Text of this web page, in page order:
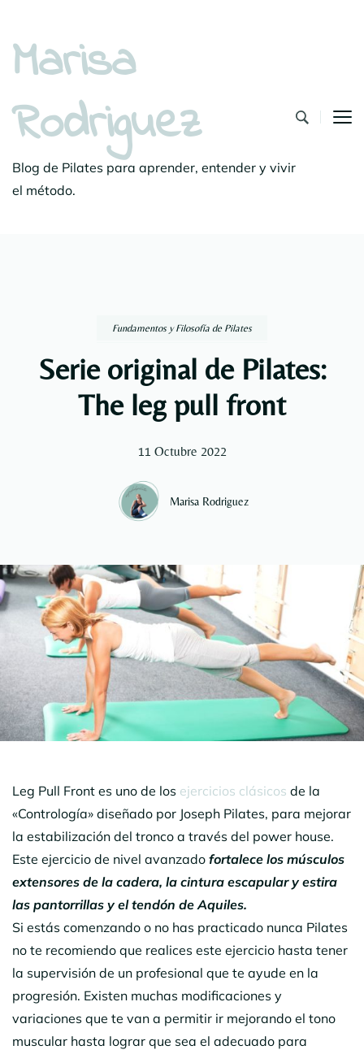
Marisa
Rodriguez
Blog de Pilates para aprender, entender y vivir
el método.
Fundamentos y Filosofía de Pilates
Serie original de Pilates:
The leg pull front
11 Octubre 2022
Marisa Rodriguez
Leg Pull Front es uno de los ejercicios clásicos de la
«Contrología» diseñado por Joseph Pilates, para mejorar
la estabilización del tronco a través del power house.
Este ejercicio de nivel avanzado fortalece los músculos
extensores de la cadera, la cintura escapular y estira
las pantorrillas y el tendón de Aquiles.
Si estás comenzando o no has practicado nunca Pilates
no te recomiendo que realices este ejercicio hasta tener
la supervisión de un profesional que te ayude en la
progresión. Existen muchas modificaciones y
variaciones que te van a permitir ir mejorando el tono
muscular hasta lograr que sea el adecuado para